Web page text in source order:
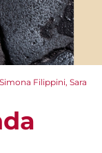
Filippini, Sara